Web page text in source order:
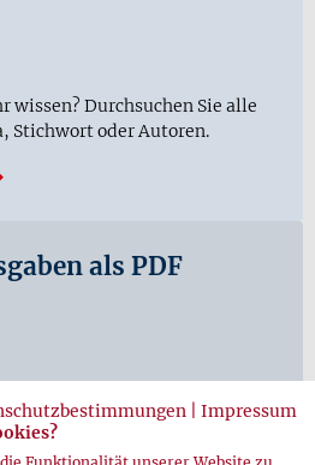
wissen? Durchsuchen Sie alle
Stichwort oder Autoren.
als PDF
Ausgaben der hämotherapie
Impressum